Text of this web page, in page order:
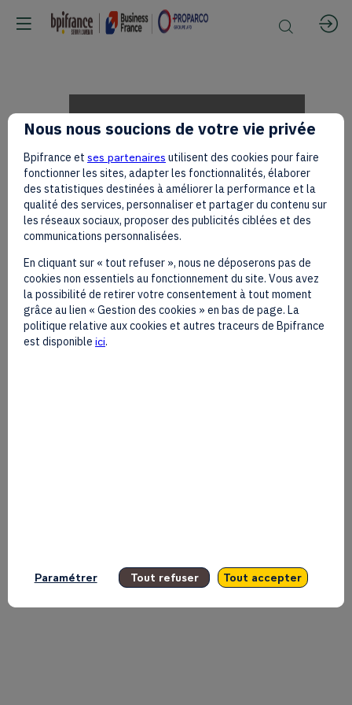
Cinéma
africain
:
les
création
11
Nous nous soucions de votre vie privée
Bpifrance et ses partenaires utilisent des cookies pour faire
fonctionner les sites, adapter les fonctionnalités, élaborer
des statistiques destinées à améliorer la performance et la
qualité des services, personnaliser et partager du contenu sur
les réseaux sociaux, proposer des publicités ciblées et des
communications personnalisées.
En cliquant sur « tout refuser », nous ne déposerons pas de
cookies non essentiels au fonctionnement du site. Vous avez
la possibilité de retirer votre consentement à tout moment
grâce au lien « Gestion des cookies » en bas de page. La
politique relative aux cookies et autres traceurs de Bpifrance
est disponible ici.
Paramétrer Tout refuser Tout accepter